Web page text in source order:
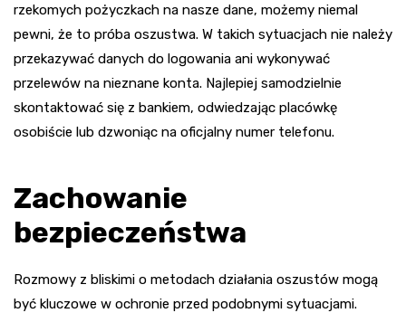
rzekomych pożyczkach na nasze dane, możemy niemal
pewni, że to próba oszustwa. W takich sytuacjach nie należy
przekazywać danych do logowania ani wykonywać
przelewów na nieznane konta. Najlepiej samodzielnie
skontaktować się z bankiem, odwiedzając placówkę
osobiście lub dzwoniąc na oficjalny numer telefonu.
Zachowanie
bezpieczeństwa
Rozmowy z bliskimi o metodach działania oszustów mogą
być kluczowe w ochronie przed podobnymi sytuacjami.